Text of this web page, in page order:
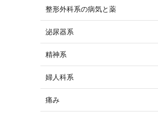
整形外科系の病気と薬
泌尿器系
精神系
婦人科系
痛み